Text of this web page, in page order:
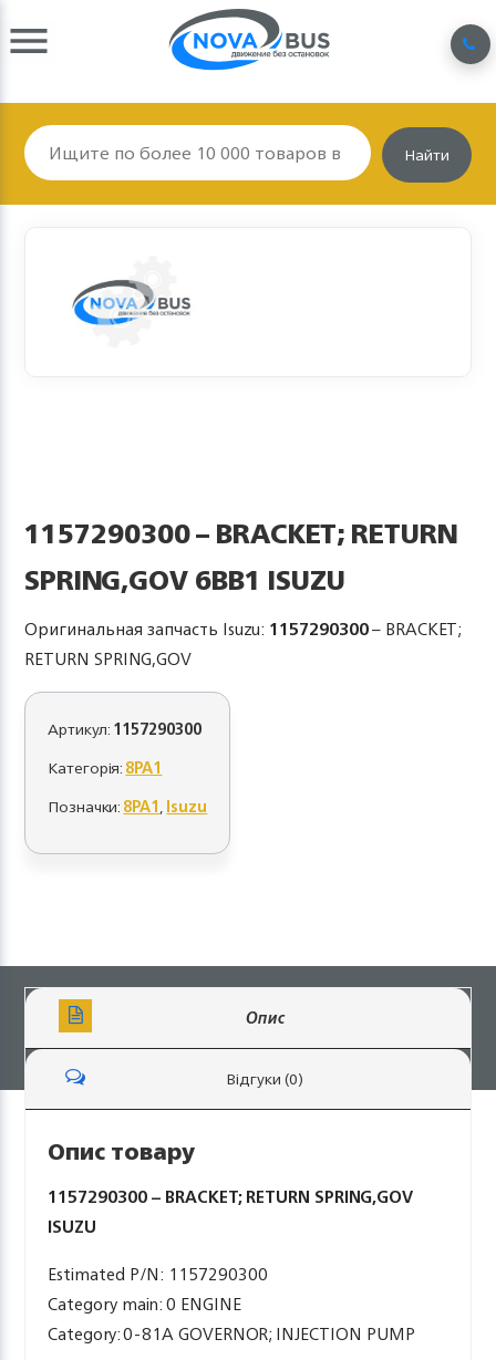
Найти
1157290300 – BRACKET; RETURN
SPRING,GOV 6BB1 ISUZU
Оригинальная запчасть Isuzu: 1157290300– BRACKET;
RETURN SPRING,GOV
Артикул:1157290300
Категорія:8PA1
Позначки:8PA1,Isuzu
Опис
Відгуки (0)
Опис товару
1157290300 – BRACKET; RETURN SPRING,GOV
ISUZU
Estimated P/N: 1157290300
Category main: 0 ENGINE
Category: 0-81A GOVERNOR; INJECTION PUMP